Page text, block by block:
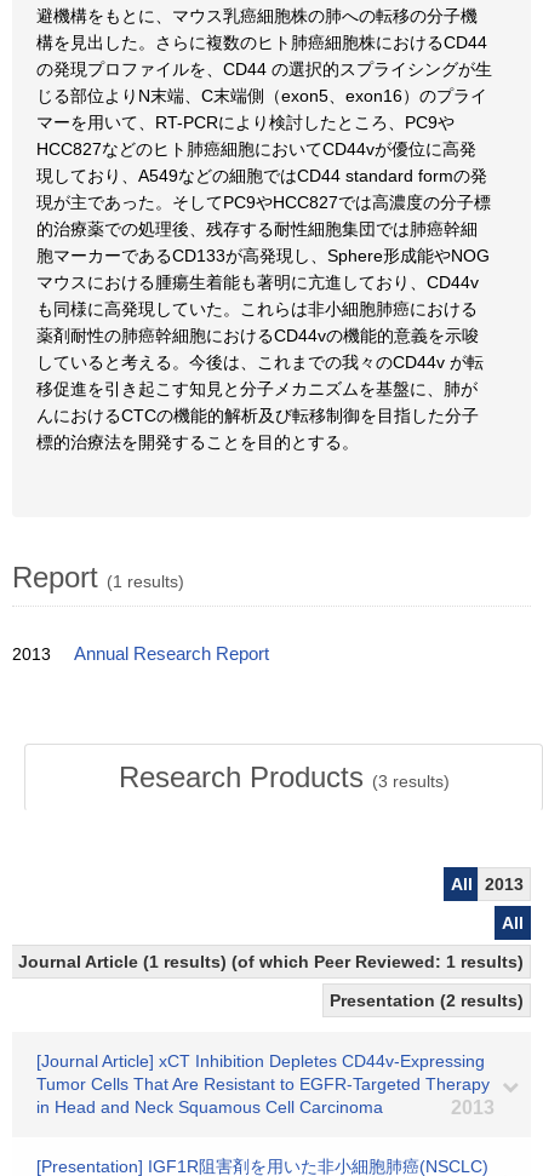
避機構をもとに、マウス乳癌細胞株の肺への転移の分子機
構を見出した。さらに複数のヒト肺癌細胞株におけるCD44
の発現プロファイルを、CD44 の選択的スプライシングが生
じる部位よりN末端、C末端側（exon5、exon16）のプライ
マーを用いて、RT-PCRにより検討したところ、PC9や
HCC827などのヒト肺癌細胞においてCD44vが優位に高発
現しており、A549などの細胞ではCD44 standard formの発
現が主であった。そしてPC9やHCC827では高濃度の分子標
的治療薬での処理後、残存する耐性細胞集団では肺癌幹細
胞マーカーであるCD133が高発現し、Sphere形成能やNOG
マウスにおける腫瘍生着能も著明に亢進しており、CD44v
も同様に高発現していた。これらは非小細胞肺癌における
薬剤耐性の肺癌幹細胞におけるCD44vの機能的意義を示唆
していると考える。今後は、これまでの我々のCD44v が転
移促進を引き起こす知見と分子メカニズムを基盤に、肺が
んにおけるCTCの機能的解析及び転移制御を目指した分子
標的治療法を開発することを目的とする。
Report (1 results)
2013 Annual Research Report
Research Products (3 results)
All
2013
All
Journal Article (1 results) (of which Peer Reviewed: 1 results)
Presentation (2 results)
[Journal Article] xCT Inhibition Depletes CD44v-Expressing
Tumor Cells That Are Resistant to EGFR-Targeted Therapy
in Head and Neck Squamous Cell Carcinoma
2013
[Presentation] IGF1R阻害剤を用いた非小細胞肺癌(NSCLC)